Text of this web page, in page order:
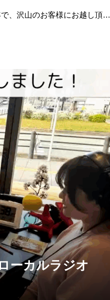
、沢山のお客様にお越し頂い
ーカルラジオ